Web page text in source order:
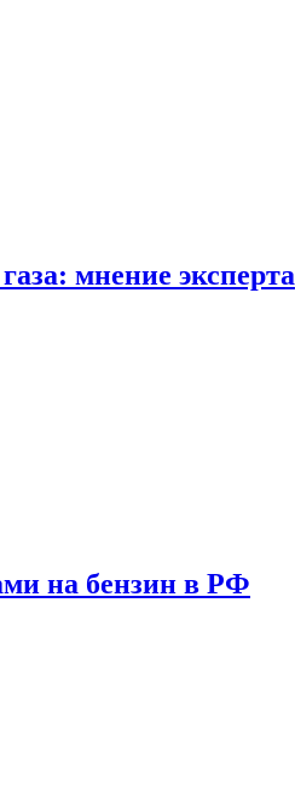
мнение эксперта
на бензин в РФ